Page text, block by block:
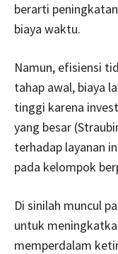
berarti
biaya waktu.
Namun, efisiensi
tahap awal, biaya
tinggi karena
yang besar
terhadap layanan
pada kelompok
Di sinilah muncul
untuk
memperdalam